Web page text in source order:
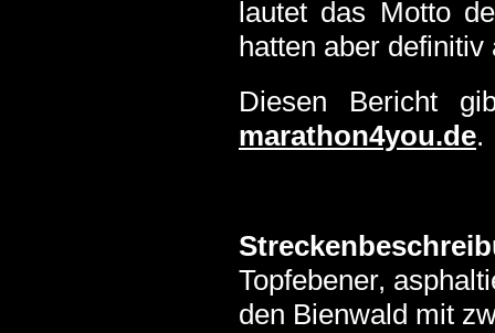
lautet das Motto
hatten aber
Diesen Bericht
marathon4you.de.
Topfebener,
den Bienwald mit